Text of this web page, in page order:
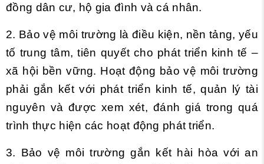
đồng dân cư, hộ gia đình và cá nhân.
2. Bảo vệ môi trường là điều kiện, nền tảng, yếu
tố trung tâm, tiên quyết cho phát triển kinh tế –
xã hội bền vững. Hoạt động bảo vệ môi trường
phải gắn kết với phát triển kinh tế, quản lý tài
nguyên và được xem xét, đánh giá trong quá
trình thực hiện các hoạt động phát triển.
3. Bảo vệ môi trường gắn kết hài hòa với an